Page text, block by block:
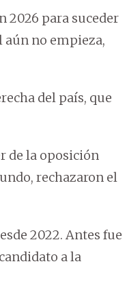
2026 para suceder
aún no empieza,
del país, que
de la oposición
rechazaron el
2022. Antes fue
a la